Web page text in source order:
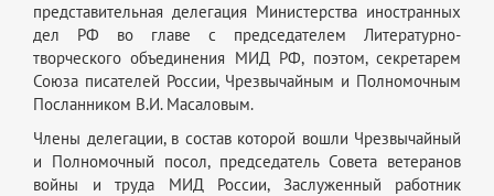
представительная делегация Министерства иностранных
дел РФ во главе с председателем Литературно-
творческого объединения МИД РФ, поэтом, секретарем
Союза писателей России, Чрезвычайным и Полномочным
Посланником В.И. Масаловым.
Члены делегации, в состав которой вошли Чрезвычайный
и Полномочный посол, председатель Совета ветеранов
войны и труда МИД России, Заслуженный работник